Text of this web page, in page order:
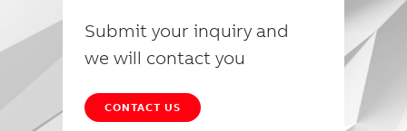
Submit your inquiry and
we will contact you
CONTACT US